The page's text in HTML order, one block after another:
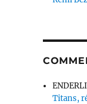
Titans,